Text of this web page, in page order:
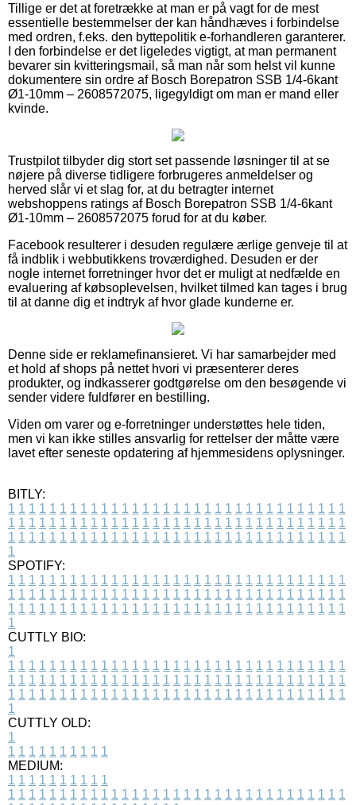
Tillige er det at foretrække at man er på vagt for de mest
essentielle bestemmelser der kan håndhæves i forbindelse
med ordren, f.eks. den byttepolitik e-forhandleren garanterer.
I den forbindelse er det ligeledes vigtigt, at man permanent
bevarer sin kvitteringsmail, så man når som helst vil kunne
dokumentere sin ordre af Bosch Borepatron SSB 1/4-6kant
Ø1-10mm – 2608572075, ligegyldigt om man er mand eller
kvinde.
Trustpilot tilbyder dig stort set passende løsninger til at se
nøjere på diverse tidligere forbrugeres anmeldelser og
herved slår vi et slag for, at du betragter internet
webshoppens ratings af Bosch Borepatron SSB 1/4-6kant
Ø1-10mm – 2608572075 forud for at du køber.
Facebook resulterer i desuden regulære ærlige genveje til at
få indblik i webbutikkens troværdighed. Desuden er der
nogle internet forretninger hvor det er muligt at nedfælde en
evaluering af købsoplevelsen, hvilket tilmed kan tages i brug
til at danne dig et indtryk af hvor glade kunderne er.
Denne side er reklamefinansieret. Vi har samarbejder med
et hold af shops på nettet hvori vi præsenterer deres
produkter, og indkasserer godtgørelse om den besøgende vi
sender videre fuldfører en bestilling.
Viden om varer og e-forretninger understøttes hele tiden,
men vi kan ikke stilles ansvarlig for rettelser der måtte være
lavet efter seneste opdatering af hjemmesidens oplysninger.
BITLY:
1 1 1 1 1 1 1 1 1 1 1 1 1 1 1 1 1 1 1 1 1 1 1 1 1 1 1 1 1 1 1 1 1
1 1 1 1 1 1 1 1 1 1 1 1 1 1 1 1 1 1 1 1 1 1 1 1 1 1 1 1 1 1 1 1 1
1 1 1 1 1 1 1 1 1 1 1 1 1 1 1 1 1 1 1 1 1 1 1 1 1 1 1 1 1 1 1 1 1
1
SPOTIFY:
1 1 1 1 1 1 1 1 1 1 1 1 1 1 1 1 1 1 1 1 1 1 1 1 1 1 1 1 1 1 1 1 1
1 1 1 1 1 1 1 1 1 1 1 1 1 1 1 1 1 1 1 1 1 1 1 1 1 1 1 1 1 1 1 1 1
1 1 1 1 1 1 1 1 1 1 1 1 1 1 1 1 1 1 1 1 1 1 1 1 1 1 1 1 1 1 1 1 1
1
CUTTLY BIO:
1
1 1 1 1 1 1 1 1 1 1 1 1 1 1 1 1 1 1 1 1 1 1 1 1 1 1 1 1 1 1 1 1 1
1 1 1 1 1 1 1 1 1 1 1 1 1 1 1 1 1 1 1 1 1 1 1 1 1 1 1 1 1 1 1 1 1
1 1 1 1 1 1 1 1 1 1 1 1 1 1 1 1 1 1 1 1 1 1 1 1 1 1 1 1 1 1 1 1 1
1
CUTTLY OLD:
1
1 1 1 1 1 1 1 1 1 1
MEDIUM:
1 1 1 1 1 1 1 1 1 1
1 1 1 1 1 1 1 1 1 1 1 1 1 1 1 1 1 1 1 1 1 1 1 1 1 1 1 1 1 1 1 1 1